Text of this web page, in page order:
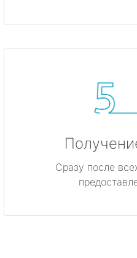
Сразу после